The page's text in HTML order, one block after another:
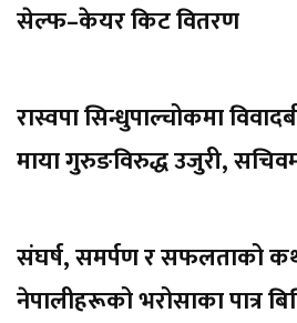
सेल्फ–केयर किट वितरण
रास्वपा सिन्धुपाल्चोकमा
माया गुरुङविरुद्ध उजुरी,
संघर्ष, समर्पण र सफलताको
नेपालीहरूको भरोसाका पात्र